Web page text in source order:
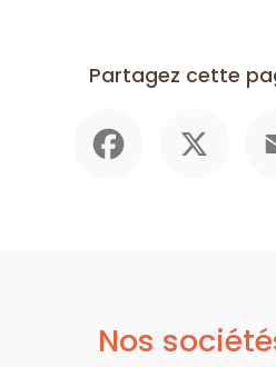
Partagez cette
Nos